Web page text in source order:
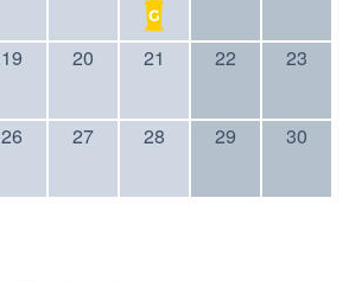
19 20 21 22 23
26 27 28 29 30